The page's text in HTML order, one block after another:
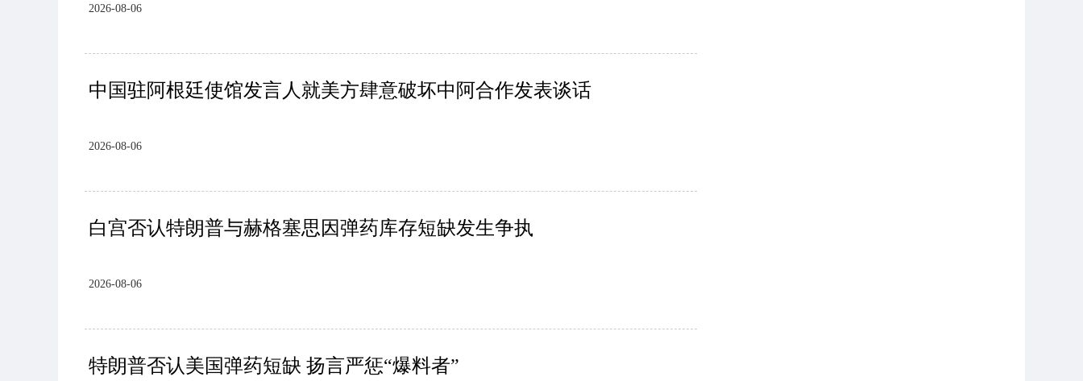
2026-08-06
中国驻阿根廷使馆发言人就美方肆意破坏中阿合作发表谈话
2026-08-06
白宫否认特朗普与赫格塞思因弹药库存短缺发生争执
2026-08-06
特朗普否认美国弹药短缺 扬言严惩“爆料者”